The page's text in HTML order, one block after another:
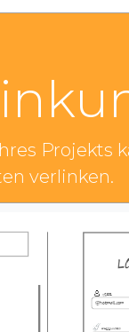
Projekts
verlinken.